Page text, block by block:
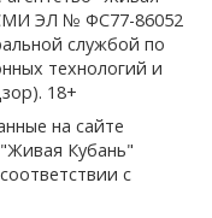
ЭЛ № ФС77-86052
службой по
технологий и
18+
на сайте
Кубань"
с